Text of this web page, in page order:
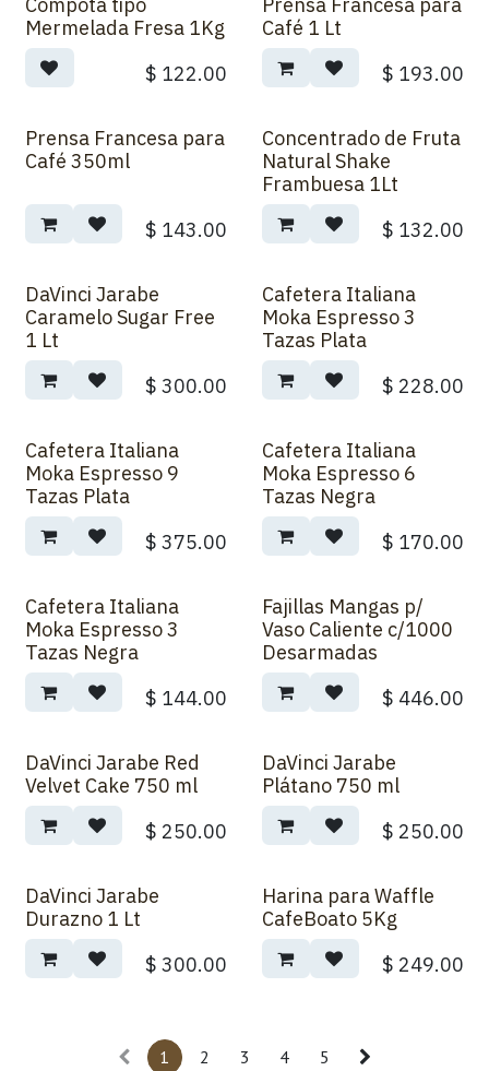
Mermelada Fresa 1Kg
$ 122.00
Café 1 Lt
$ 193.00
Prensa Francesa para
Café 350ml
$ 143.00
Concentrado de Fruta
Natural Shake
Frambuesa 1Lt
$ 132.00
DaVinci Jarabe
Caramelo Sugar Free
1 Lt
$ 300.00
Cafetera Italiana
Moka Espresso 3
Tazas Plata
$ 228.00
Cafetera Italiana
Moka Espresso 9
Tazas Plata
$ 375.00
Cafetera Italiana
Moka Espresso 6
Tazas Negra
$ 170.00
Cafetera Italiana
Moka Espresso 3
Tazas Negra
$ 144.00
Fajillas Mangas p/
Vaso Caliente c/1000
Desarmadas
$ 446.00
DaVinci Jarabe Red
Velvet Cake 750 ml
$ 250.00
DaVinci Jarabe
Plátano 750 ml
$ 250.00
DaVinci Jarabe
Durazno 1 Lt
$ 300.00
Harina para Waffle
CafeBoato 5Kg
$ 249.00
1 2 3 4 5